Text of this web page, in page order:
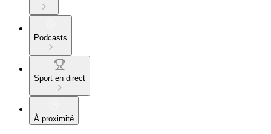
Podcasts
Sport en direct
À proximité